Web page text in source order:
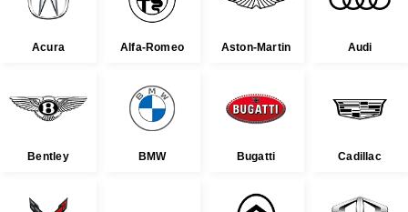
Acura Alfa-Romeo Aston-Martin Audi
Bentley BMW Bugatti Cadillac